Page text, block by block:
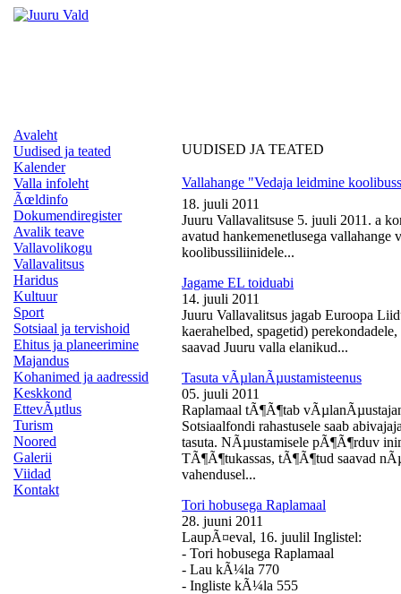
Avaleht
Uudised ja teated
Kalender
Valla infoleht
Ãœldinfo
Dokumendiregister
Avalik teave
Vallavolikogu
Vallavalitsus
Haridus
Kultuur
Sport
Sotsiaal ja tervishoid
Ehitus ja planeerimine
Majandus
Kohanimed ja aadressid
Keskkond
EttevÃµtlus
Turism
Noored
Galerii
Viidad
Kontakt
UUDISED JA TEATED
Vallahange "Vedaja leidmine
18. juuli 2011
Juuru Vallavalitsuse 5. juuli 2011. a
avatud hankemenetlusega vallahange
koolibussiliinidele...
Jagame EL toiduabi
14. juuli 2011
Juuru Vallavalitsus jagab Euroopa
kaerahelbed, spagetid)
saavad Juuru valla elanikud...
Tasuta vÃµlanÃµustamisteenus
05. juuli 2011
Raplamaal tÃ¶Ã¶tab
Sotsiaalfondi rahastusele saab
tasuta. NÃµustamisele pÃ¶Ã¶rduv
TÃ¶Ã¶tukassas, tÃ¶Ã¶tud saavad
vahendusel...
Tori hobusega Raplamaal
28. juuni 2011
LaupÃ¤eval, 16. juulil Inglistel:
- Tori hobusega Raplamaal
- Lau kÃ¼la 770
- Ingliste kÃ¼la 555